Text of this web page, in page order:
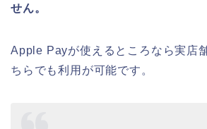
せん。
Apple Payが使えるところなら実店
ちらでも利用が可能です。